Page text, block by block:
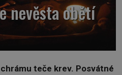
nevěsta obětí
teče krev. Posvátné